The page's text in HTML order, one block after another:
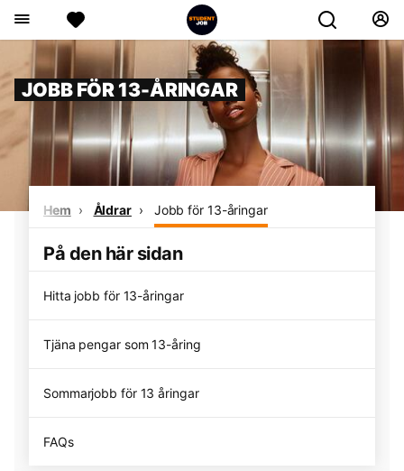
JOBB FÖR 13-ÅRINGAR
Hem Åldrar Jobb för 13-åringar
På den här sidan
Hitta jobb för 13-åringar
Tjäna pengar som 13-åring
Sommarjobb för 13 åringar
FAQs